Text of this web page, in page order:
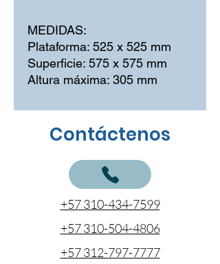
MEDIDAS:
Plataforma: 525 x 525 mm
Superficie: 575 x 575 mm
Altura máxima: 305 mm
Contáctenos
+57 310-434-7599
+57 310-504-4806
+57 312-797-7777